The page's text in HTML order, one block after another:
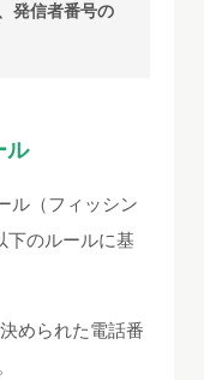
発信者番号の
ル
ル（フィッシン
下のルールに基
められた電話番